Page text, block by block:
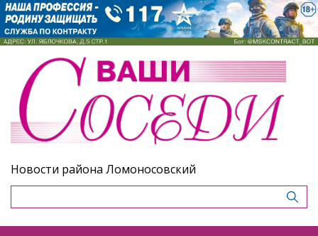
Новости района Ломоносовский